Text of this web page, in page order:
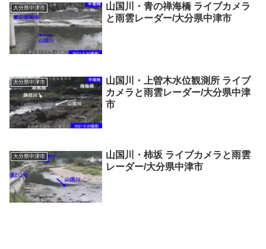
大分県中津市
山国川・青の禅海橋 ライブカメラ
と雨雲レーダー/大分県中津市
大分県中津市
山国川・上曽木水位観測所 ライブ
カメラと雨雲レーダー/大分県中津
市
大分県中津市
山国川・柿坂 ライブカメラと雨雲
レーダー/大分県中津市